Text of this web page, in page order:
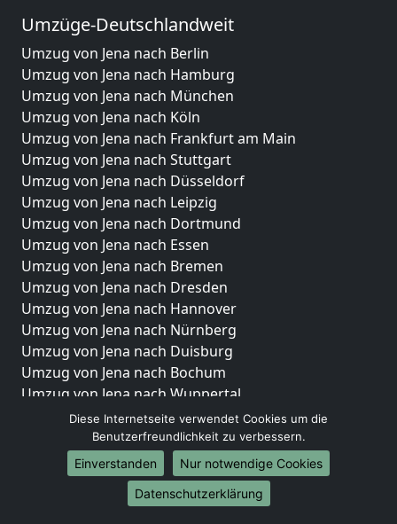
Umzüge-Deutschlandweit
Umzug von Jena nach Berlin
Umzug von Jena nach Hamburg
Umzug von Jena nach München
Umzug von Jena nach Köln
Umzug von Jena nach Frankfurt am Main
Umzug von Jena nach Stuttgart
Umzug von Jena nach Düsseldorf
Umzug von Jena nach Leipzig
Umzug von Jena nach Dortmund
Umzug von Jena nach Essen
Umzug von Jena nach Bremen
Umzug von Jena nach Dresden
Umzug von Jena nach Hannover
Umzug von Jena nach Nürnberg
Umzug von Jena nach Duisburg
Umzug von Jena nach Bochum
Umzug von Jena nach Wuppertal
Umzug von Jena nach Bielefeld
Umzug von Jena nach Bonn
Umzug von Jena nach Münster
Internationale-Umzüge
Diese Internetseite verwendet Cookies um die
Benutzerfreundlichkeit zu verbessern.
Einverstanden
Nur notwendige Cookies
Datenschutzerklärung